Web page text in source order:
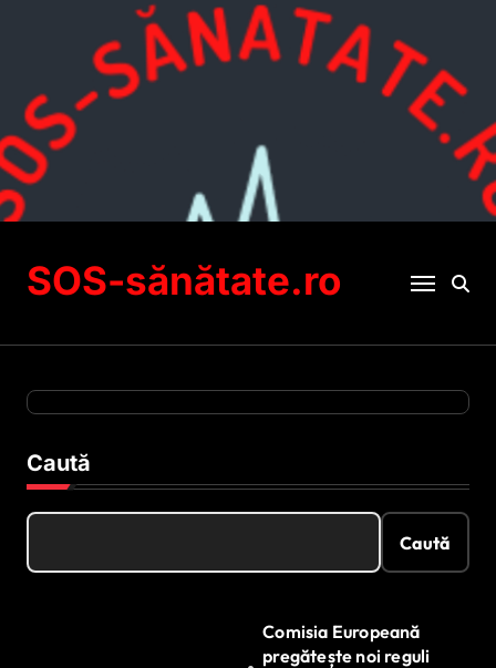
SOS-sănătate.ro
Caută
Caută
Comisia Europeană
pregătește noi reguli